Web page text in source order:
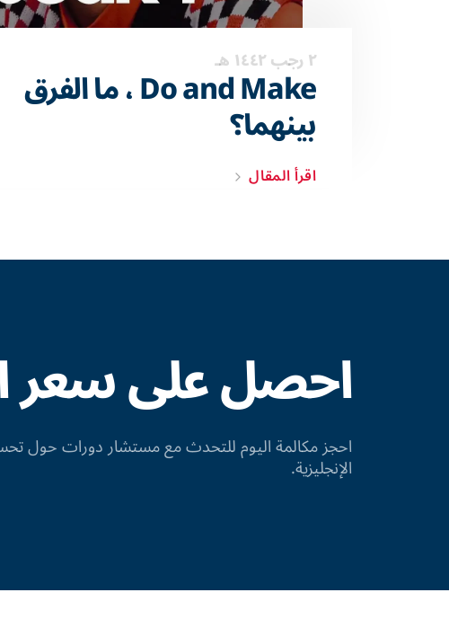
٢ رجب ١٤٤٢ هـ Do and Make ، ما الفرق
بينهما؟
اقرأ المقال
احصل على سعر
احجز مكالمة اليوم للتحدث مع مستشار دورات حول
الإنجليزية.